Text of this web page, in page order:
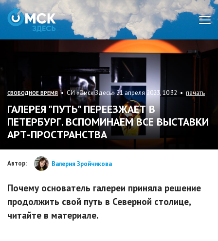
СВОБОДНОЕ ВРЕМЯ • СИ «Омск Здесь» 21 апреля 2023, 10:32 • печать
ГАЛЕРЕЯ "ПУТЬ" ПЕРЕЕЗЖАЕТ В
ПЕТЕРБУРГ. ВСПОМИНАЕМ ВСЕ ВЫСТАВКИ
АРТ-ПРОСТРАНСТВА
Автор: Валерия Зройчикова
Почему основатель галереи приняла решение
продолжить свой путь в Северной столице,
читайте в материале.